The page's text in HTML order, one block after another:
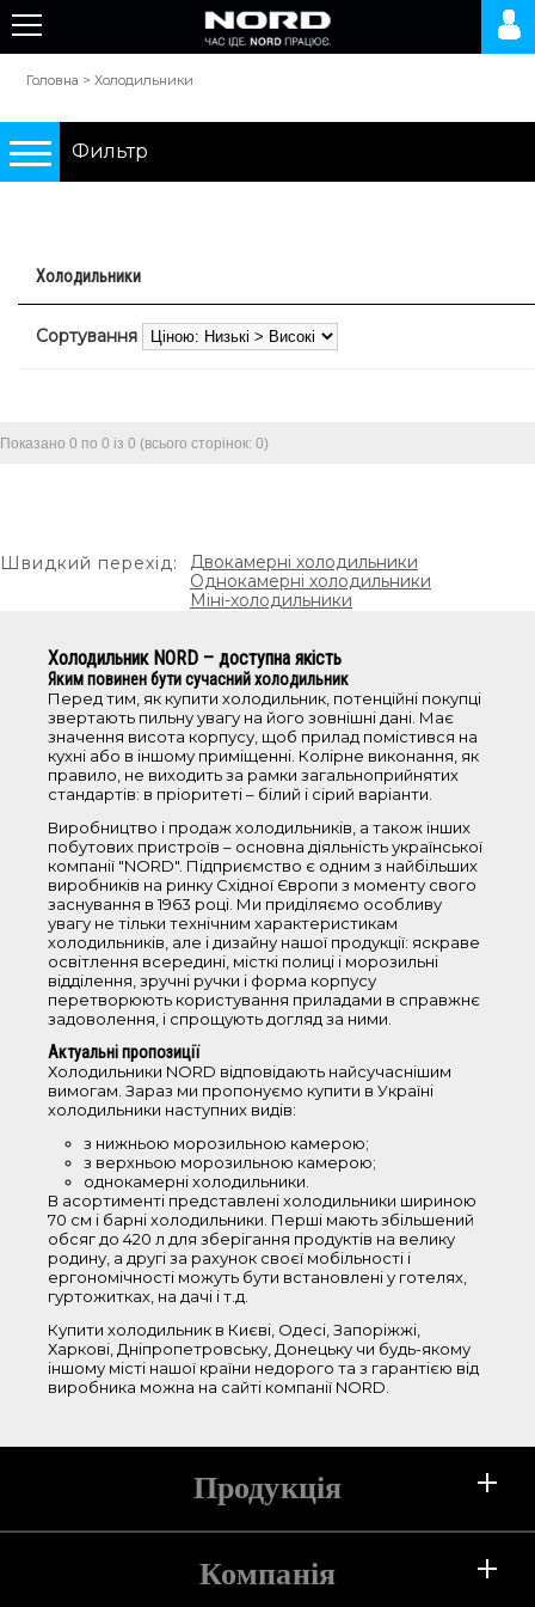
Головна >Холодильники
Фильтр
холодильники з нижньою морозильною
камерою
холодильники з верхньою морозильною
барні холодильники
однокамерні холодильники
холодильники No Frost
Об'єм
<100 л
101-200 л
201-250 л
251-350 л
350-700 л
Висота
0-85 см
86-150 см
181-210 см
Ширина
44-50 см
51-55 см
56-60 см
61-65 см
66-70 см
Колір
сріблястий
срібний текстурний
Холодильники
Сортування
Показано 0 по 0 із 0 (всього сторінок: 0)
Швидкий перехід:
Двокамерні холодильники
Однокамерні холодильники
Міні-холодильники
Холодильник NORD – доступна якість
Яким повинен бути сучасний холодильник
Перед тим, як купити холодильник, потенційні покупці
звертають пильну увагу на його зовнішні дані. Має
значення висота корпусу, щоб прилад помістився на
кухні або в іншому приміщенні. Колірне виконання, як
правило, не виходить за рамки загальноприйнятих
стандартів: в пріоритеті – білий і сірий варіанти.
Виробництво і продаж холодильників, а також інших
побутових пристроїв – основна діяльність української
компанії "NORD". Підприємство є одним з найбільших
виробників на ринку Східної Європи з моменту свого
заснування в 1963 році. Ми приділяємо особливу
увагу не тільки технічним характеристикам
холодильників, але і дизайну нашої продукції: яскраве
освітлення всередині, місткі полиці і морозильні
відділення, зручні ручки і форма корпусу
перетворюють користування приладами в справжнє
задоволення, і спрощують догляд за ними.
Актуальні пропозиції
Холодильники NORD відповідають найсучаснішим
вимогам. Зараз ми пропонуємо купити в Україні
холодильники наступних видів:
з нижньою морозильною камерою;
з верхньою морозильною камерою;
однокамерні холодильники.
В асортименті представлені холодильники шириною
70 см і барні холодильники. Перші мають збільшений
обсяг до 420 л для зберігання продуктів на велику
родину, а другі за рахунок своєї мобільності і
ергономічності можуть бути встановлені у готелях,
гуртожитках, на дачі і т.д.
Купити холодильник в Києві, Одесі, Запоріжжі,
Харкові, Дніпропетровську, Донецьку чи будь-якому
іншому місті нашої країни недорого та з гарантією від
виробника можна на сайті компанії NORD.
Продукція
Холодильники
Компанія